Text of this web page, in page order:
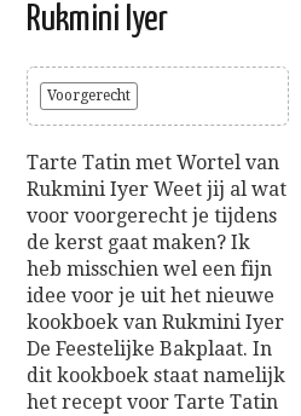
Rukmini Iyer
Voorgerecht
Tarte Tatin met Wortel van
Rukmini Iyer Weet jij al wat
voor voorgerecht je tijdens
de kerst gaat maken? Ik
heb misschien wel een fijn
idee voor je uit het nieuwe
kookboek van Rukmini Iyer
De Feestelijke Bakplaat. In
dit kookboek staat namelijk
het recept voor Tarte Tatin